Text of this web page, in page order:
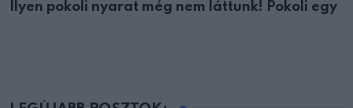
Ilyen pokoli nyarat még nem láttunk! Pokoli egy